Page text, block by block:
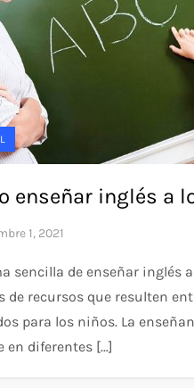
enseñar inglés a
sencilla de enseñar inglés
de recursos que resulten
para los niños. La
en diferentes […]